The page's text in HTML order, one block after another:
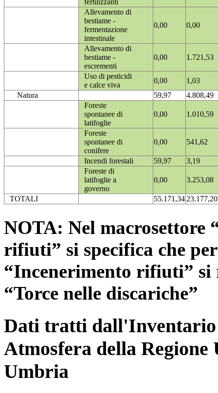
fertilizzanti
Allevamento di
bestiame -
fermentazione
intestinale
0,00 0,00
Allevamento di
bestiame -
escrementi
0,00 1.721,53
Uso di pesticidi
e calce viva
0,00
1,03
Natura
59,97
4.808,49
Foreste
spontanee di
latifoglie
0,00 1.010,59
Foreste
spontanee di
conifere
0,00 541,62
Incendi forestali 59,97
3,19
Foreste di
latifoglie a
governo
0,00 3.253,08
TOTALI 55.171,3423.177,20
NOTA: Nel macrosettore
rifiuti” si specifica che
“Incenerimento rifiuti”
“Torce nelle discariche”
Dati tratti dall'Inventario
Atmosfera della
Umbria